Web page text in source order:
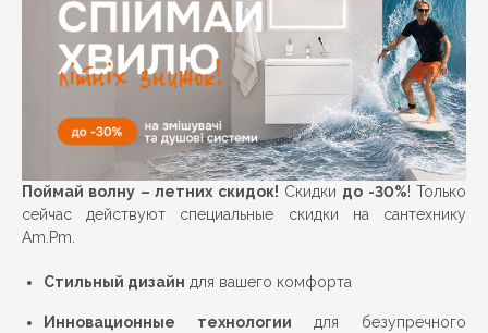
Поймай волну – летних скидок! Скидки до -30%! Только
сейчас действуют специальные скидки на сантехнику
Am.Pm.
Стильный дизайн для вашего комфорта
Инновационные технологии для безупречного